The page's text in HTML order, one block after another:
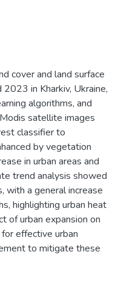
cover and land surface
in Kharkiv, Ukraine,
algorithms, and
satellite images
classifier to
by vegetation
in urban areas and
trend analysis showed
with a general increase
highlighting urban heat
of urban expansion on
effective urban
to mitigate these